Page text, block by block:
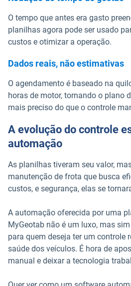
O tempo que antes era gasto
planilhas agora pode ser usado
custos e otimizar a operação.
Dados reais, não estimativas
O agendamento é baseado na
horas de motor, tornando o plano
mais preciso do que o controle
A evolução do controle
automação
As planilhas tiveram seu valor,
manutenção de frota que busca
custos, e segurança, elas se
A automação oferecida por uma
MyGeotab não é um luxo, mas
para quem deseja ter um controle
saúde dos veículos. É hora de
manual e deixar a tecnologia